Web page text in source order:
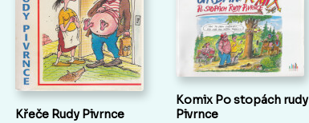
Křeče Rudy Pivrnce
Komix Po stopách rudy
Pivrnce